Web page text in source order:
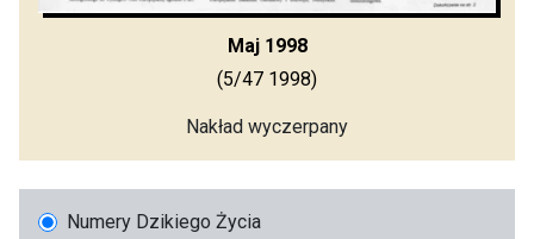
Maj 1998
(5/47 1998)
Nakład wyczerpany
Numery Dzikiego Życia